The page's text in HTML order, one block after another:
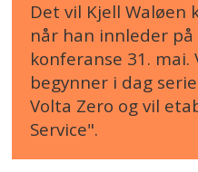
Det vil Kjell
når han innleder
konferanse 31. mai.
begynner i dag
Volta Zero og vil
Service".